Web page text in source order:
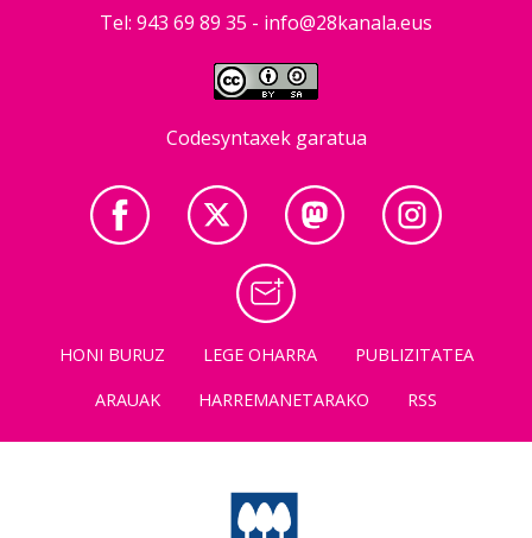
Tel: 943 69 89 35 - info@28kanala.eus
Codesyntaxek garatua
HONI BURUZ LEGE OHARRA
PUBLIZITATEA
ARAUAK
HARREMANETARAKO RSS